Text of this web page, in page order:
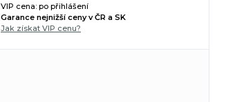
VIP cena: po přihlášení
Garance nejnižší ceny v ČR a SK
Jak získat VIP cenu?